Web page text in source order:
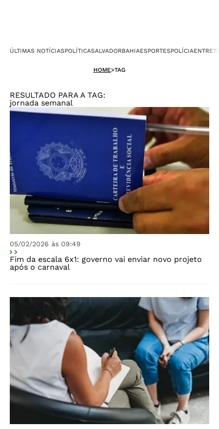
ÚLTIMAS NOTÍCIASPOLÍTICASALVADORBAHIAESPORTESPOLÍCIA
HOME>TAG
RESULTADO PARA A TAG:
jornada semanal
05/02/2026 às 09:49
Fim da escala 6x1: governo vai enviar novo projeto
após o carnaval